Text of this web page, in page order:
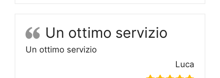
Un ottimo servizio
Un ottimo servizio
Luca